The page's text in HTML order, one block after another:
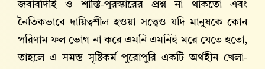
জবাবদিহি ও শাস্তি-পুরস্কারের প্রশ্ন না থাকতো এবং
নৈতিকভাবে দায়িত্বশীল হওয়া সত্ত্বেও যদি মানুষকে কোন
পরিণাম ফল ভোগ না করে এমনি এমনিই মরে যেতে হতো,
তাহলে এ সমস্ত সৃষ্টিকর্ম পুরোপুরি একটি অর্থহীন খেলা-